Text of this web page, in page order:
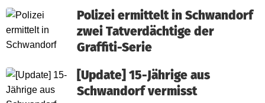
Polizei ermittelt in Schwandorf
zwei Tatverdächtige der
Graffiti-Serie
[Update] 15-Jährige aus
Schwandorf vermisst